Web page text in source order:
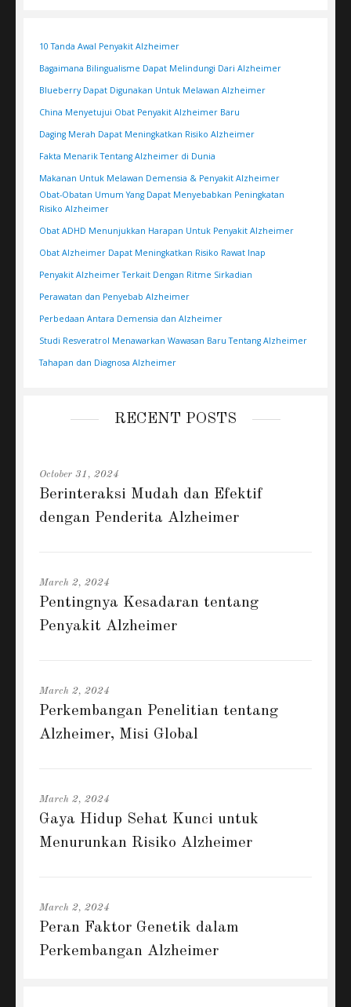
10 Tanda Awal Penyakit Alzheimer
Bagaimana Bilingualisme Dapat Melindungi Dari Alzheimer
Blueberry Dapat Digunakan Untuk Melawan Alzheimer
China Menyetujui Obat Penyakit Alzheimer Baru
Daging Merah Dapat Meningkatkan Risiko Alzheimer
Fakta Menarik Tentang Alzheimer di Dunia
Makanan Untuk Melawan Demensia & Penyakit Alzheimer
Obat-Obatan Umum Yang Dapat Menyebabkan Peningkatan
Risiko Alzheimer
Obat ADHD Menunjukkan Harapan Untuk Penyakit Alzheimer
Obat Alzheimer Dapat Meningkatkan Risiko Rawat Inap
Penyakit Alzheimer Terkait Dengan Ritme Sirkadian
Perawatan dan Penyebab Alzheimer
Perbedaan Antara Demensia dan Alzheimer
Studi Resveratrol Menawarkan Wawasan Baru Tentang Alzheimer
Tahapan dan Diagnosa Alzheimer
RECENT POSTS
October 31, 2024
Berinteraksi Mudah dan Efektif
dengan Penderita Alzheimer
March 2, 2024
Pentingnya Kesadaran tentang
Penyakit Alzheimer
March 2, 2024
Perkembangan Penelitian tentang
Alzheimer, Misi Global
March 2, 2024
Gaya Hidup Sehat Kunci untuk
Menurunkan Risiko Alzheimer
March 2, 2024
Peran Faktor Genetik dalam
Perkembangan Alzheimer